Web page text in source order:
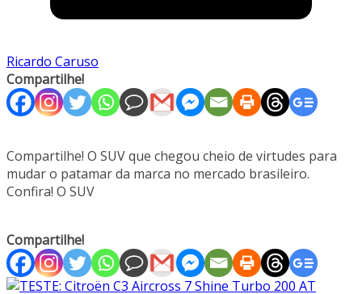
Ricardo Caruso
Compartilhe!
Compartilhe! O SUV que chegou cheio de virtudes para
mudar o patamar da marca no mercado brasileiro.
Confira! O SUV
Compartilhe!